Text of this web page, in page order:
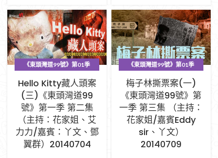
《東頭灣道99號》第01季
PART A (1-33集)
Hello Kitty藏人頭案
(三)《東頭灣道99
號》第一季 第二集
（主持：花家姐、艾
力力/嘉賓：丫文、鄧
翼群）20140704
《東頭灣道99號》第01季
PART A (1-33集)
梅子林撕票案(一)
《東頭灣道99號》第
一季 第三集 （主持：
花家姐/嘉賓Eddy
sir、丫文）
20140709